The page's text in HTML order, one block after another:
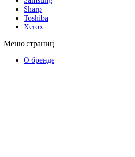
Sharp
Toshiba
Xerox
Меню страниц
О бренде